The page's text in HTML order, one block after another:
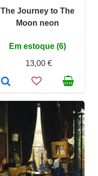
The Journey to The
Moon neon
Em estoque (6)
13,00 €